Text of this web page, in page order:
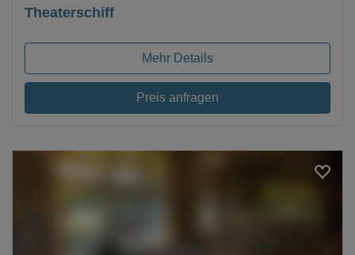
Theaterschiff
Mehr Details
Preis anfragen